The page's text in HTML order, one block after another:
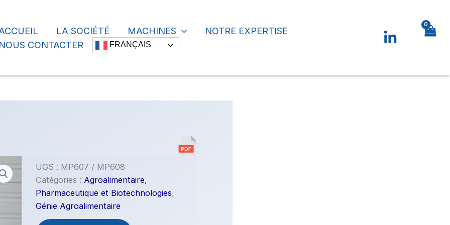
LA SOCIÉTÉ MACHINES
NOTRE EXPERTISE
NOUS CONTACTER
FRANÇAIS
UGS : MP607 / MP608
Catégories : Agroalimentaire,
Pharmaceutique et Biotechnologies,
Génie Agroalimentaire